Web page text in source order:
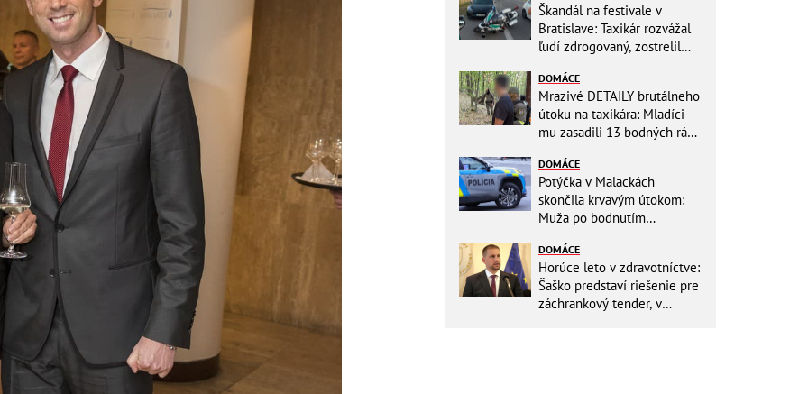
Škandál na festivale v
Bratislave: Taxikár rozvážal
ľudí zdrogovaný, zostrelil
DOMÁCE
Mrazivé DETAILY brutálneho
útoku na taxikára: Mladíci
mu zasadili 13 bodných rán!
DOMÁCE
Potýčka v Malackách
skončila krvavým útokom:
Muža po bodnutím
odviezli do nemocnice
DOMÁCE
Horúce leto v zdravotníctve:
Šaško predstaví riešenie pre
záchrankový tender, v